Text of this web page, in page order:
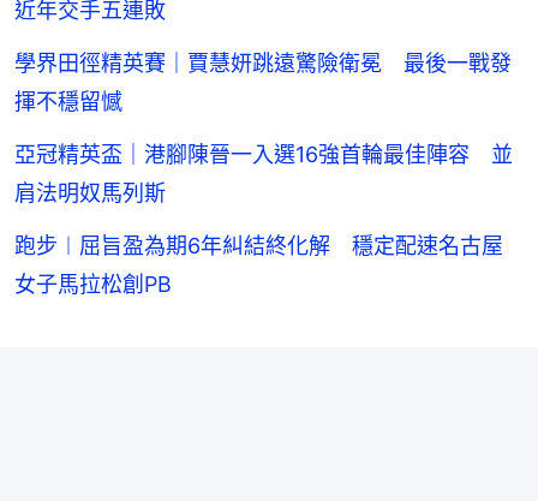
近年交手五連敗
學界田徑精英賽｜賈慧妍跳遠驚險衛冕 最後一戰發
揮不穩留憾
亞冠精英盃｜港腳陳晉一入選16強首輪最佳陣容 並
肩法明奴馬列斯
跑步︱屈旨盈為期6年糾結終化解 穩定配速名古屋
女子馬拉松創PB